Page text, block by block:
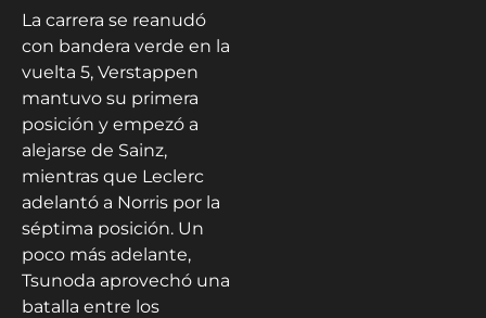
La carrera se reanudó
con bandera verde en la
vuelta 5, Verstappen
mantuvo su primera
posición y empezó a
alejarse de Sainz,
mientras que Leclerc
adelantó a Norris por la
séptima posición. Un
poco más adelante,
Tsunoda aprovechó una
batalla entre los